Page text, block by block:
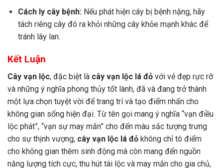
Cách ly cây bệnh:Nếu phát hiện cây bị bệnh nặng, hãy
tách riêng cây đó ra khỏi những cây khỏe mạnh khác để
tránh lây lan.
Kết Luận
Cây vạn lộc, đặc biệt là cây vạn lộc lá đỏ với vẻ đẹp rực rỡ
và những ý nghĩa phong thủy tốt lành, đã và đang trở thành
một lựa chọn tuyệt vời để trang trí và tạo điểm nhấn cho
không gian sống hiện đại. Từ tên gọi mang ý nghĩa “vạn điều
lộc phát”, “vạn sự may mắn” cho đến màu sắc tượng trưng
cho sự thịnh vượng, cây vạn lộc lá đỏ không chỉ tô điểm
cho không gian thêm sinh động mà còn mang đến nguồn
năng lượng tích cực, thu hút tài lộc và may mắn cho gia chủ,